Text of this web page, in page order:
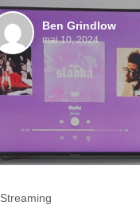
Ben Grindlow
mai 10, 2024
Streaming